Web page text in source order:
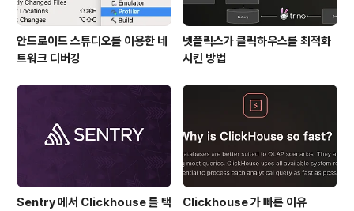
안드로이드 스튜디오를 이용한 네
트워크 디버깅
넷플릭스가 클릭하우스를 최적화
시킨 방법
Sentry 에서 Clickhouse 를 택
Clickhouse 가 빠른 이유